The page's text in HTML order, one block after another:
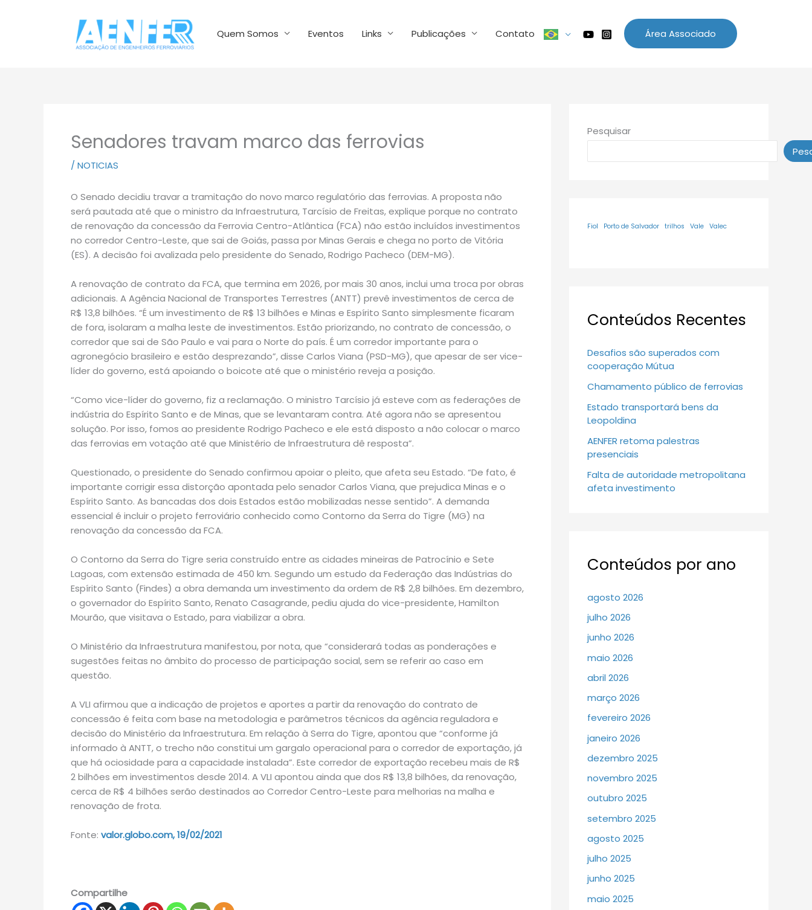
Quem Somos Eventos Links Publicações Contato Área Associado
Senadores travam marco das ferrovias
/ NOTICIAS
O Senado decidiu travar a tramitação do novo marco regulatório das ferrovias. A proposta não
será pautada até que o ministro da Infraestrutura, Tarcísio de Freitas, explique porque no contrato
de renovação da concessão da Ferrovia Centro-Atlântica (FCA) não estão incluídos investimentos
no corredor Centro-Leste, que sai de Goiás, passa por Minas Gerais e chega no porto de Vitória
(ES). A decisão foi avalizada pelo presidente do Senado, Rodrigo Pacheco (DEM-MG).
A renovação de contrato da FCA, que termina em 2026, por mais 30 anos, inclui uma troca por obras
adicionais. A Agência Nacional de Transportes Terrestres (ANTT) prevê investimentos de cerca de
R$ 13,8 bilhões. “É um investimento de R$ 13 bilhões e Minas e Espírito Santo simplesmente ficaram
de fora, isolaram a malha leste de investimentos. Estão priorizando, no contrato de concessão, o
corredor que sai de São Paulo e vai para o Norte do país. É um corredor importante para o
agronegócio brasileiro e estão desprezando”, disse Carlos Viana (PSD-MG), que apesar de ser vice-
líder do governo, está apoiando o boicote até que o ministério reveja a posição.
“Como vice-líder do governo, fiz a reclamação. O ministro Tarcísio já esteve com as federações de
indústria do Espírito Santo e de Minas, que se levantaram contra. Até agora não se apresentou
solução. Por isso, fomos ao presidente Rodrigo Pacheco e ele está disposto a não colocar o marco
das ferrovias em votação até que Ministério de Infraestrutura dê resposta”.
Questionado, o presidente do Senado confirmou apoiar o pleito, que afeta seu Estado. “De fato, é
importante corrigir essa distorção apontada pelo senador Carlos Viana, que prejudica Minas e o
Espírito Santo. As bancadas dos dois Estados estão mobilizadas nesse sentido”. A demanda
essencial é incluir o projeto ferroviário conhecido como Contorno da Serra do Tigre (MG) na
renovação da concessão da FCA.
O Contorno da Serra do Tigre seria construído entre as cidades mineiras de Patrocínio e Sete
Lagoas, com extensão estimada de 450 km. Segundo um estudo da Federação das Indústrias do
Espírito Santo (Findes) a obra demanda um investimento da ordem de R$ 2,8 bilhões. Em dezembro,
o governador do Espírito Santo, Renato Casagrande, pediu ajuda do vice-presidente, Hamilton
Mourão, que visitava o Estado, para viabilizar a obra.
O Ministério da Infraestrutura manifestou, por nota, que “considerará todas as ponderações e
sugestões feitas no âmbito do processo de participação social, sem se referir ao caso em
questão.
A VLI afirmou que a indicação de projetos e aportes a partir da renovação do contrato de
concessão é feita com base na metodologia e parâmetros técnicos da agência reguladora e
decisão do Ministério da Infraestrutura. Em relação à Serra do Tigre, apontou que “conforme já
informado à ANTT, o trecho não constitui um gargalo operacional para o corredor de exportação, já
que há ociosidade para a capacidade instalada”. Este corredor de exportação recebeu mais de R$
2 bilhões em investimentos desde 2014. A VLI apontou ainda que dos R$ 13,8 bilhões, da renovação,
cerca de R$ 4 bilhões serão destinados ao Corredor Centro-Leste para melhorias na malha e
renovação de frota.
Fonte: valor.globo.com, 19/02/2021
Compartilhe
Pesquisar
Fiol Porto de Salvador trilhos Vale Valec
Conteúdos Recentes
Desafios são superados com
cooperação Mútua
Chamamento público de ferrovias
Estado transportará bens da
Leopoldina
AENFER retoma palestras
presenciais
Falta de autoridade metropolitana
afeta investimento
Conteúdos por ano
agosto 2026
julho 2026
junho 2026
maio 2026
abril 2026
março 2026
fevereiro 2026
janeiro 2026
dezembro 2025
novembro 2025
outubro 2025
setembro 2025
agosto 2025
julho 2025
junho 2025
maio 2025